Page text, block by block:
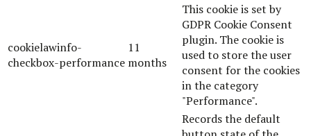
cookielawinfo-
checkbox-performance
11
months
This cookie is set by
GDPR Cookie Consent
plugin. The cookie is
used to store the user
consent for the cookies
in the category
"Performance".
Records the default